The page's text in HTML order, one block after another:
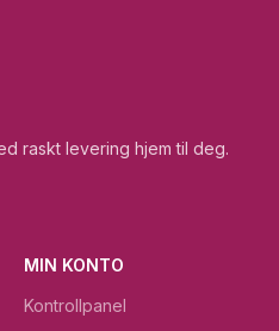
raskt levering hjem til deg.
MIN KONTO
Kontrollpanel